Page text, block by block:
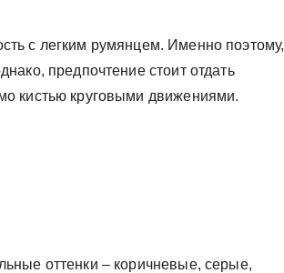
с легким румянцем. Именно поэтому,
предпочтение стоит отдать
кистью круговыми движениями.
оттенки – коричневые, серые,